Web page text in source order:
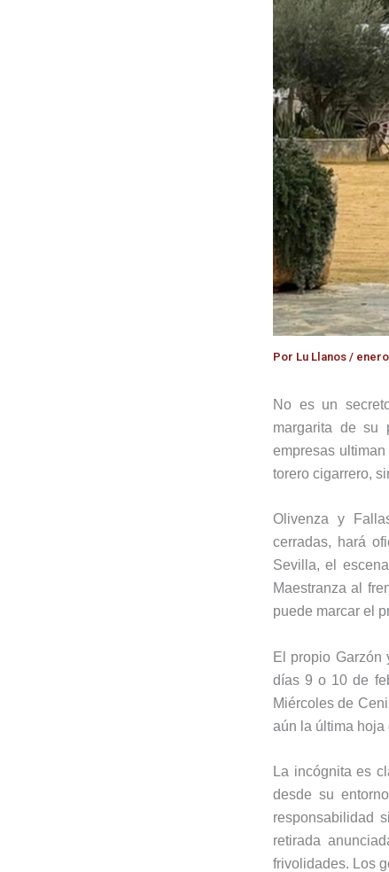
Por Lu Llanos / enero
No es un
margarita de su
empresas
torero cigarrero,
Olivenza y
cerradas, hará
Sevilla, el
Maestranza al
puede marcar el
El propio Garzón
días 9 o 10 de
Miércoles de
aún la última hoja
La incógnita es
desde su
responsabilidad
retirada
frivolidades. Los